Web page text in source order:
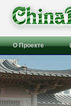
О Проекте